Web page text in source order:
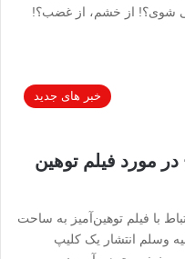
شوی؟! از خشم، از غضب؟!
خبر های جدید
مورد فیلم توهین
با فیلم توهین‌آمیز به ساحت
وسلم انتشار یک كلیپ